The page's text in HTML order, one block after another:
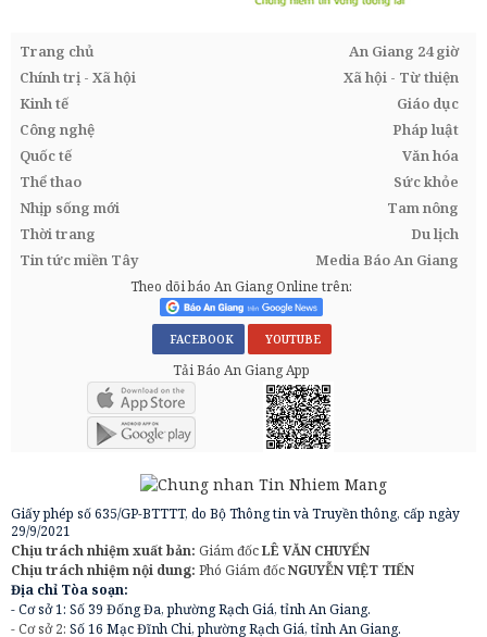
Trang chủ
An Giang 24 giờ
Chính trị - Xã hội
Xã hội - Từ thiện
Kinh tế
Giáo dục
Công nghệ
Pháp luật
Quốc tế
Văn hóa
Thể thao
Sức khỏe
Nhịp sống mới
Tam nông
Thời trang
Du lịch
Tin tức miền Tây
Media Báo An Giang
Theo dõi báo An Giang Online trên:
FACEBOOK YOUTUBE
Tải Báo An Giang App
Giấy phép số 635/GP-BTTTT, do Bộ Thông tin và Truyền thông, cấp ngày
29/9/2021
Chịu trách nhiệm xuất bản: Giám đốcLÊ VĂN CHUYỂN
Chịu trách nhiệm nội dung: Phó Giám đốcNGUYỄN VIỆT TIẾN
Địa chỉ Tòa soạn:
- Cơ sở 1: Số 39 Đống Đa, phường Rạch Giá, tỉnh An Giang.
- Cơ sở 2: Số 16 Mạc Đĩnh Chi, phường Rạch Giá, tỉnh An Giang.